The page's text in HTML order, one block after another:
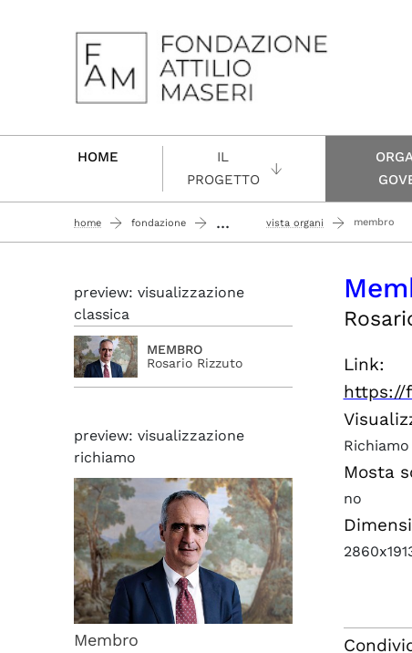
Passa al contenuto principale
HOME
IL
PROGETTO
home fondazione ... vista organi membro
Link:
https://
Richiamo
Mosta
no
preview: visualizzazione
classica
MEMBRO
Rosario Rizzuto
preview: visualizzazione
richiamo
Membro